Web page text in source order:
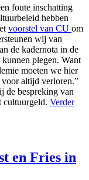
foute inschatting
hebben
voorstel van CU om
wij van
de kadernota in de
plegen. Want
moeten we hier
voor altijd verloren.”
de bespreking van
cultuurgeld. Verder
en Fries in